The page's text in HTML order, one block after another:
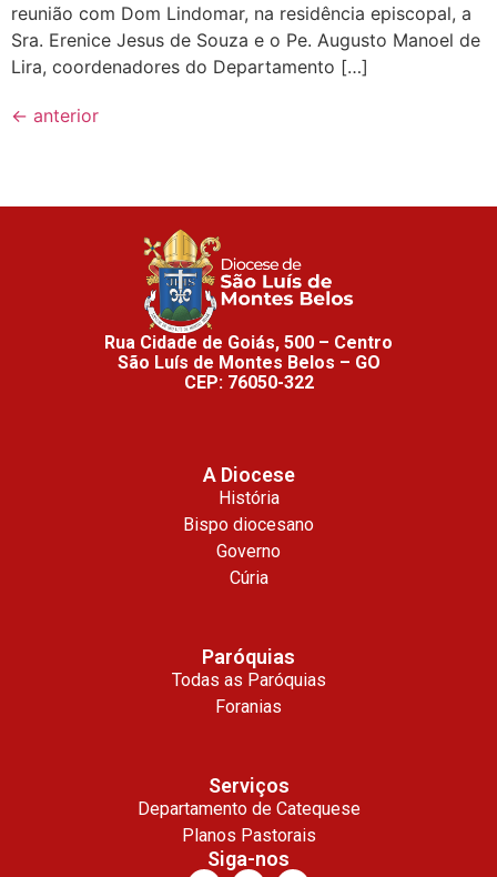
reunião com Dom Lindomar, na residência episcopal, a
Sra. Erenice Jesus de Souza e o Pe. Augusto Manoel de
Lira, coordenadores do Departamento […]
← anterior
Rua Cidade de Goiás, 500 – Centro
São Luís de Montes Belos – GO
CEP: 76050-322
A Diocese
História
Bispo diocesano
Governo
Cúria
Paróquias
Todas as Paróquias
Foranias
Serviços
Departamento de Catequese
Planos Pastorais
Siga-nos